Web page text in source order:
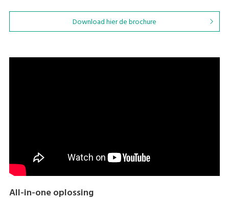
Download hier de brochure
All-in-one oplossing